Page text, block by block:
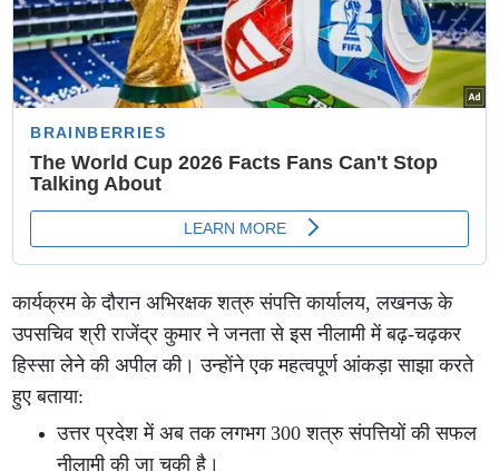
कार्यक्रम के दौरान अभिरक्षक शत्रु संपत्ति कार्यालय, लखनऊ के
उपसचिव श्री राजेंद्र कुमार ने जनता से इस नीलामी में बढ़-चढ़कर
हिस्सा लेने की अपील की। उन्होंने एक महत्वपूर्ण आंकड़ा साझा करते
हुए बताया:
उत्तर प्रदेश में अब तक लगभग 300 शत्रु संपत्तियों की सफल
नीलामी की जा चुकी है।